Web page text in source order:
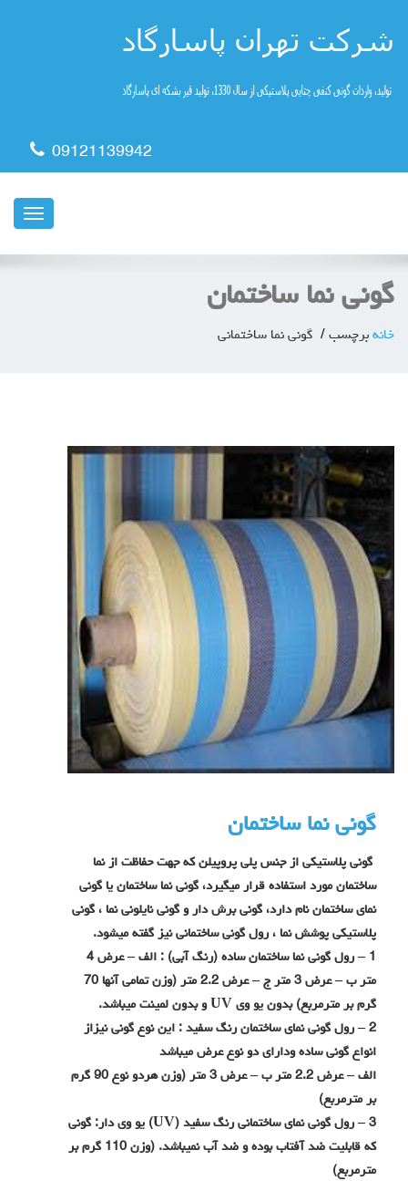
09121139942
ناوبری
گونی نما ساختمان
خانه برچسب گونی نما ساختمانی
گونی نما ساختمان
گونی پلاستیکی از جنس پلی پروپیلن که جهت حفاظت از نما
ساختمان مورد استفاده قرار میگیرد، گونی نما ساختمان یا گونی
نمای ساختمان نام دارد، گونی برش دار و گونی نایلونی نما ، گونی
پلاستیکی پوشش نما ، رول گونی ساختمانی نیز گفته میشود.
1 – رول گونی نما ساختمان ساده (رنگ آبی) : الف – عرض 4
متر ب – عرض 3 متر ج – عرض 2.2 متر (وزن تمامی آنها 70
گرم بر مترمربع) بدون یو وی UV و بدون لمینت میباشد.
2 – رول گونی نمای ساختمان رنگ سفید : این نوع گونی نیزاز
انواع گونی ساده ودارای دو نوع عرض میباشد
الف – عرض 2.2 متر ب – عرض 3 متر (وزن هردو نوع 90 گرم
بر مترمربع)
3 – رول گونی نمای ساختمانی رنگ سفید (UV) یو وی دار: گونی
که قابلیت ضد آفتاب بوده و ضد آب نمیباشد. (وزن 110 گرم بر
مترمربع)